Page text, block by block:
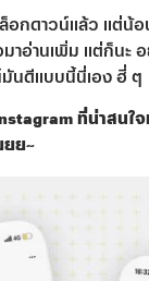
กดาวน์แล้ว แต่น้
าอ่านเพิ่ม แต่ก็น
นดีแบบนี้นี่เอง ฮี่ ๆ
ที่น่าสน
ย~